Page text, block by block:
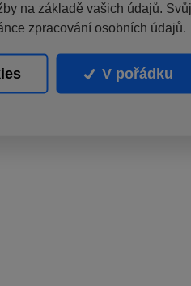
na základě vašich údajů.
zpracování osobních údajů.
V pořádku